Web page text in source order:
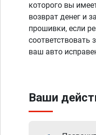
которого вы
возврат денег и
прошивки, если
соответствовать
ваш авто
Ваши